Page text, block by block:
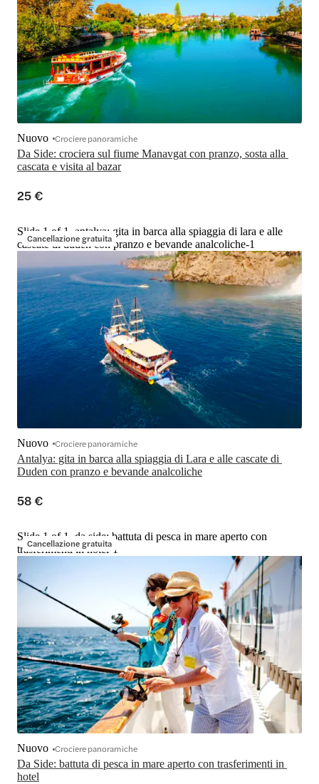
Da Side: crociera sul fiume Manavgat con pranzo, sosta alla
cascata e visita al bazar
Nuovo Crociere panoramiche
25 €
Cancellazione gratuita
Slide 1 of 1, antalya: gita in barca alla spiaggia di lara e alle
cascate di duden con pranzo e bevande analcoliche-1
Antalya: gita in barca alla spiaggia di Lara e alle cascate di
Duden con pranzo e bevande analcoliche
Nuovo Crociere panoramiche
58 €
Cancellazione gratuita
Slide 1 of 1, da side: battuta di pesca in mare aperto con
trasferimenti in hotel-1
Da Side: battuta di pesca in mare aperto con trasferimenti in
hotel
Nuovo Crociere panoramiche